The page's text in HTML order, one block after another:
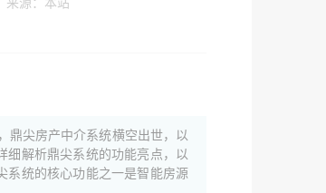
鼎尖房产中介系统横空出世，以
细解析鼎尖系统的功能亮点，以
系统的核心功能之一是智能房源